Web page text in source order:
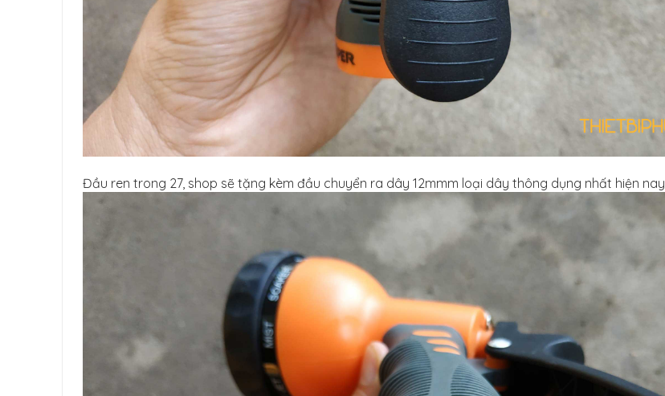
Đầu ren trong 27, shop sẽ tặng kèm đầu chuyển ra dây 12mmm loại dây thông dụng nhất hiện nay